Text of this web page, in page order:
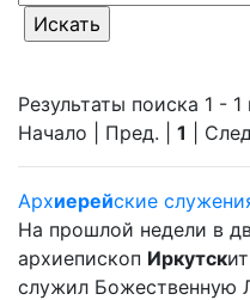
Результаты поиска 1 - 1
Начало | Пред. | 1 |
Архиерейские
На прошлой недели в
архиепископ Иркутск
служил Божественную